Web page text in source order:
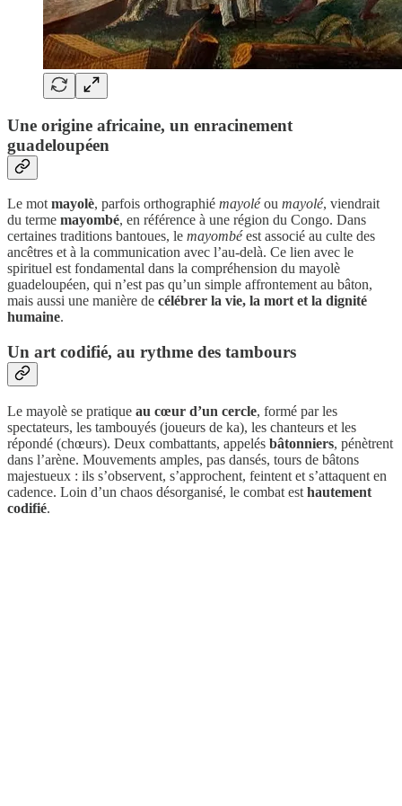
Une origine africaine, un enracinement
guadeloupéen
Le mot mayolè, parfois orthographié mayoléou mayolé, viendrait
du terme mayombé, en référence à une région du Congo. Dans
certaines traditions bantoues, le mayombéest associé au culte des
ancêtres et à la communication avec l’au-delà. Ce lien avec le
spirituel est fondamental dans la compréhension du mayolè
guadeloupéen, qui n’est pas qu’un simple affrontement au bâton,
mais aussi une manière de célébrer la vie, la mort et la dignité
humaine.
Un art codifié, au rythme des tambours
Le mayolè se pratique au cœur d’un cercle, formé par les
spectateurs, les tambouyés (joueurs de ka), les chanteurs et les
répondé (chœurs). Deux combattants, appelés bâtonniers, pénètrent
dans l’arène. Mouvements amples, pas dansés, tours de bâtons
majestueux : ils s’observent, s’approchent, feintent et s’attaquent en
cadence. Loin d’un chaos désorganisé, le combat est hautement
codifié.